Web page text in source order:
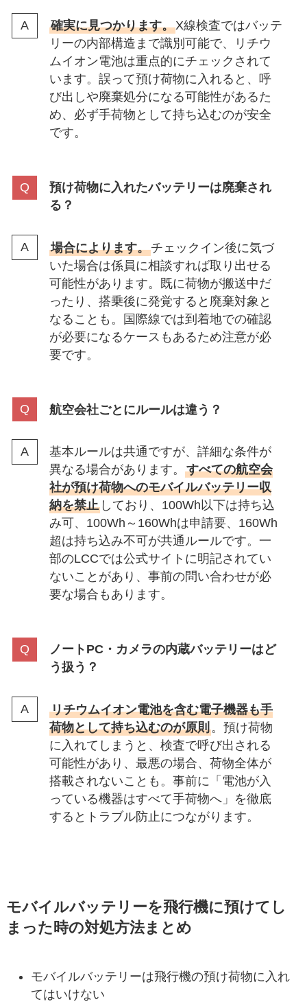
確実に見つかります。X線検査ではバッテ
リーの内部構造まで識別可能で、リチウ
ムイオン電池は重点的にチェックされて
います。誤って預け荷物に入れると、呼
び出しや廃棄処分になる可能性があるた
め、必ず手荷物として持ち込むのが安全
です。
預け荷物に入れたバッテリーは廃棄され
る？
場合によります。チェックイン後に気づ
いた場合は係員に相談すれば取り出せる
可能性があります。既に荷物が搬送中だ
ったり、搭乗後に発覚すると廃棄対象と
なることも。国際線では到着地での確認
が必要になるケースもあるため注意が必
要です。
航空会社ごとにルールは違う？
基本ルールは共通ですが、詳細な条件が
異なる場合があります。 すべての航空会
社が預け荷物へのモバイルバッテリー収
納を禁止しており、100Wh以下は持ち込
み可、100Wh～160Whは申請要、160Wh
超は持ち込み不可が共通ルールです。一
部のLCCでは公式サイトに明記されてい
ないことがあり、事前の問い合わせが必
要な場合もあります。
ノートPC・カメラの内蔵バッテリーはど
う扱う？
リチウムイオン電池を含む電子機器も手
荷物として持ち込むのが原則。預け荷物
に入れてしまうと、検査で呼び出される
可能性があり、最悪の場合、荷物全体が
搭載されないことも。事前に「電池が入
っている機器はすべて手荷物へ」を徹底
するとトラブル防止につながります。
モバイルバッテリーを飛行機に預けてし
まった時の対処方法まとめ
モバイルバッテリーは飛行機の預け荷物に入れ
てはいけない